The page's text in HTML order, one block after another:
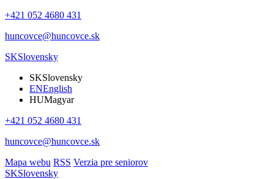
+421 052 4680 431
huncovce@huncovce.sk
SKSlovensky
SKSlovensky
ENEnglish
HUMagyar
+421 052 4680 431
huncovce@huncovce.sk
Mapa webu RSS Verzia pre seniorov
SKSlovensky